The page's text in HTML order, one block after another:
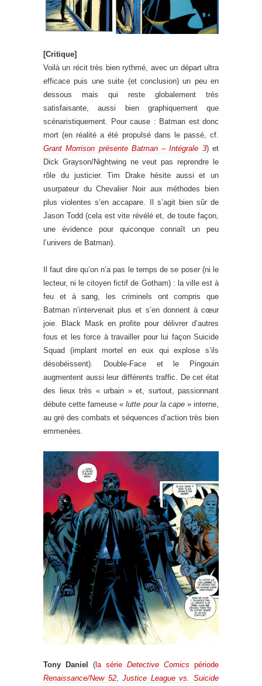
[Critique]
Voilà un récit très bien rythmé, avec un départ ultra
efficace puis une suite (et conclusion) un peu en
dessous mais qui reste globalement très
satisfaisante, aussi bien graphiquement que
scénaristiquement. Pour cause : Batman est donc
mort (en réalité a été propulsé dans le passé, cf.
Grant Morrison présente Batman – Intégrale 3) et
Dick Grayson/Nightwing ne veut pas reprendre le
rôle du justicier. Tim Drake hésite aussi et un
usurpateur du Chevalier Noir aux méthodes bien
plus violentes s’en accapare. Il s’agit bien sûr de
Jason Todd (cela est vite révélé et, de toute façon,
une évidence pour quiconque connaît un peu
l’univers de Batman).
Il faut dire qu’on n’a pas le temps de se poser (ni le
lecteur, ni le citoyen fictif de Gotham) : la ville est à
feu et à sang, les criminels ont compris que
Batman n’intervenait plus et s’en donnent à cœur
joie. Black Mask en profite pour délivrer d’autres
fous et les force à travailler pour lui façon Suicide
Squad (implant mortel en eux qui explose s’ils
désobéissent). Double-Face et le Pingouin
augmentent aussi leur différents traffic. De cet état
des lieux très « urbain » et, surtout, passionnant
débute cette fameuse «lutte pour la cape» interne,
au gré des combats et séquences d’action très bien
emmenées.
Tony Daniel (la série Detective Comics période
Renaissance/New 52,Justice League vs. Suicide